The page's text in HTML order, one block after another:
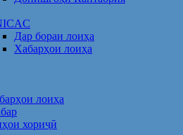
Дар бораи лоиҳа
Хабарҳои лоиҳа
лоиҳа
хориҷӣ